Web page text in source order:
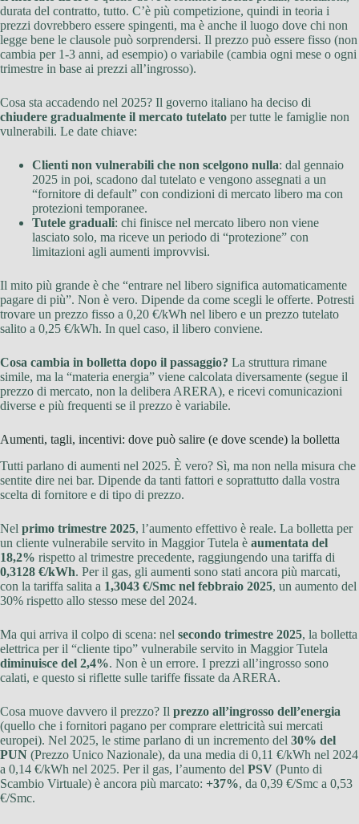
durata del contratto, tutto. C’è più competizione, quindi in teoria i
prezzi dovrebbero essere spingenti, ma è anche il luogo dove chi non
legge bene le clausole può sorprendersi. Il prezzo può essere fisso (non
cambia per 1-3 anni, ad esempio) o variabile (cambia ogni mese o ogni
trimestre in base ai prezzi all’ingrosso).
Cosa sta accadendo nel 2025? Il governo italiano ha deciso di
chiudere gradualmente il mercato tutelato per tutte le famiglie non
vulnerabili. Le date chiave:
Clienti non vulnerabili che non scelgono nulla: dal gennaio
2025 in poi, scadono dal tutelato e vengono assegnati a un
“fornitore di default” con condizioni di mercato libero ma con
protezioni temporanee.
Tutele graduali: chi finisce nel mercato libero non viene
lasciato solo, ma riceve un periodo di “protezione” con
limitazioni agli aumenti improvvisi.
Il mito più grande è che “entrare nel libero significa automaticamente
pagare di più”. Non è vero. Dipende da come scegli le offerte. Potresti
trovare un prezzo fisso a 0,20 €/kWh nel libero e un prezzo tutelato
salito a 0,25 €/kWh. In quel caso, il libero conviene.
Cosa cambia in bolletta dopo il passaggio? La struttura rimane
simile, ma la “materia energia” viene calcolata diversamente (segue il
prezzo di mercato, non la delibera ARERA), e ricevi comunicazioni
diverse e più frequenti se il prezzo è variabile.
Aumenti, tagli, incentivi: dove può salire (e dove scende) la bolletta
Tutti parlano di aumenti nel 2025. È vero? Sì, ma non nella misura che
sentite dire nei bar. Dipende da tanti fattori e soprattutto dalla vostra
scelta di fornitore e di tipo di prezzo.
Nel primo trimestre 2025, l’aumento effettivo è reale. La bolletta per
un cliente vulnerabile servito in Maggior Tutela è aumentata del
18,2% rispetto al trimestre precedente, raggiungendo una tariffa di
0,3128 €/kWh. Per il gas, gli aumenti sono stati ancora più marcati,
con la tariffa salita a 1,3043 €/Smc nel febbraio 2025, un aumento del
30% rispetto allo stesso mese del 2024.
Ma qui arriva il colpo di scena: nel secondo trimestre 2025, la bolletta
elettrica per il “cliente tipo” vulnerabile servito in Maggior Tutela
diminuisce del 2,4%. Non è un errore. I prezzi all’ingrosso sono
calati, e questo si riflette sulle tariffe fissate da ARERA.
Cosa muove davvero il prezzo? Il prezzo all’ingrosso dell’energia
(quello che i fornitori pagano per comprare elettricità sui mercati
europei). Nel 2025, le stime parlano di un incremento del 30% del
PUN (Prezzo Unico Nazionale), da una media di 0,11 €/kWh nel 2024
a 0,14 €/kWh nel 2025. Per il gas, l’aumento del PSV (Punto di
Scambio Virtuale) è ancora più marcato: +37%, da 0,39 €/Smc a 0,53
€/Smc.